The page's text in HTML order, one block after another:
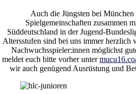
Auch die Jüngsten bei München
Spielgemeinschaften zusammen
Süddeutschland in der Jugend-
Altersstufen sind bei uns immer herzlich
Nachwuchsspieler:innen möglichst
meldet euch bitte vorher unter
wir auch genügend Ausrüstung und